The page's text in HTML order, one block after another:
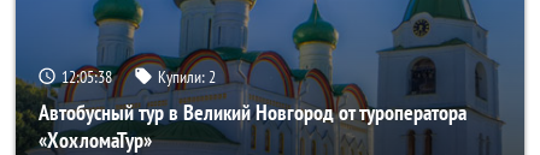
12:05:37 Купили: 2
Автобусный тур в Великий Новгород от туроператора
«ХохломаТур»